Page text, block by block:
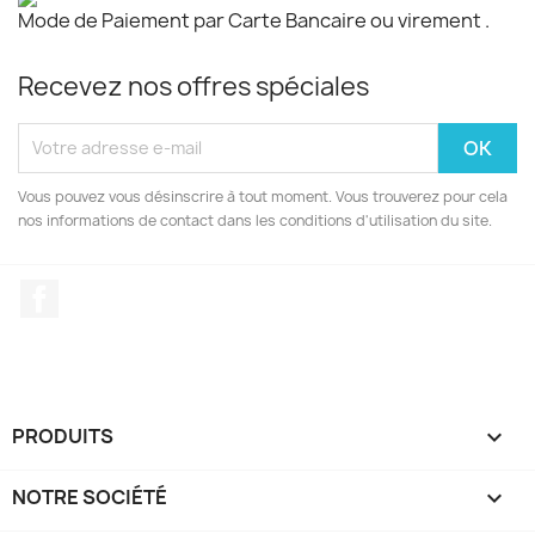
Mode de Paiement par Carte Bancaire ou virement .
Recevez nos offres spéciales
Vous pouvez vous désinscrire à tout moment. Vous trouverez pour cela
nos informations de contact dans les conditions d'utilisation du site.
PRODUITS 
NOTRE SOCIÉTÉ 